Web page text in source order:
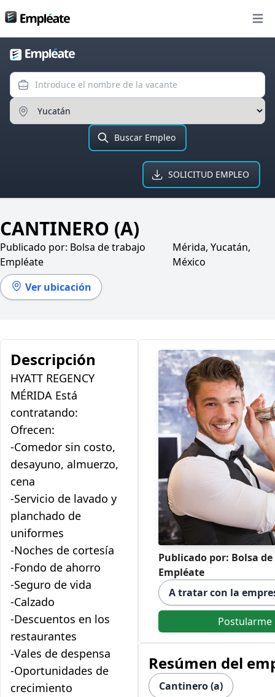
Bolsa de trabajo
Introduce el nombre de la
Ingresa el Estado
Buscar Empleo
SOLICITUD EMPLEO
CANTINERO (A)
Publicado por: Bolsa de trabajo
Empléate
Mérida, Yucatán,
México
Ver ubicación
Descripción
HYATT REGENCY
MÉRIDA Está
contratando:
Ofrecen:
-Comedor sin costo,
desayuno, almuerzo,
cena
-Servicio de lavado y
planchado de
uniformes
-Noches de cortesía
-Fondo de ahorro
-Seguro de vida
-Calzado
-Descuentos en los
restaurantes
-Vales de despensa
-Oportunidades de
crecimiento
Publicado por: Bolsa
Empléate
A tratar con la
Postularme
Resúmen del
Cantinero (a)